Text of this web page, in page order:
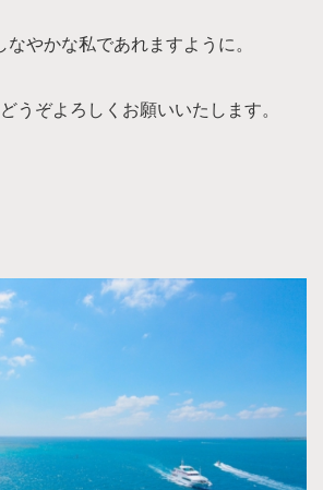
やかな私であれますように。
うぞよろしくお願いいたします。